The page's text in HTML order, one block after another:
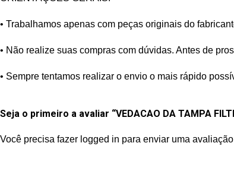
• Trabalhamos apenas com peças originais do
• Não realize suas compras com dúvidas. Antes de
• Sempre tentamos realizar o envio o mais rápido
Seja o primeiro a avaliar “VEDACAO DA TAMPA
Você precisa fazer logged in para enviar uma